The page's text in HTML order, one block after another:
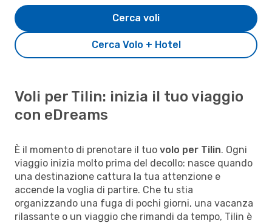
Cerca Volo + Hotel
Cerca voli
Voli per Tilin: inizia il tuo viaggio
con eDreams
È il momento di prenotare il tuo volo per Tilin. Ogni
viaggio inizia molto prima del decollo: nasce quando
una destinazione cattura la tua attenzione e
accende la voglia di partire. Che tu stia
organizzando una fuga di pochi giorni, una vacanza
rilassante o un viaggio che rimandi da tempo, Tilin è